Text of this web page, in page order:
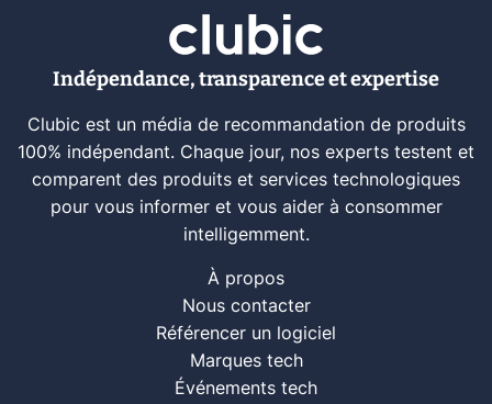
Indépendance, transparence et expertise
Clubic est un média de recommandation de produits
100% indépendant. Chaque jour, nos experts testent et
comparent des produits et services technologiques
pour vous informer et vous aider à consommer
intelligemment.
À propos
Nous contacter
Référencer un logiciel
Marques tech
Événements tech